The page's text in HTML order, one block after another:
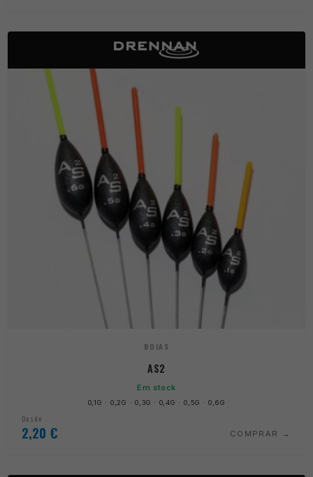
BOIAS
AS2
Em stock
0,1G · 0,2G · 0,3G · 0,4G · 0,5G · 0,6G
Desde
2,20 € COMPRAR